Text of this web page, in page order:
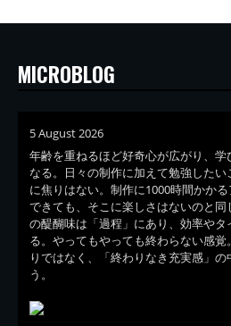
MICROBLOG
5 August 2026
年齢を重ねるほど好奇心が広がり、学
なる。日々の制作に加えて勉強した
に焦りはない。制作に1000時間かか
できても、そこに楽しさはないのと
の醍醐味は「過程」にあり、効率や
る。やってもやっても終わらない感
りではなく、「終わりなき充実感」
う。